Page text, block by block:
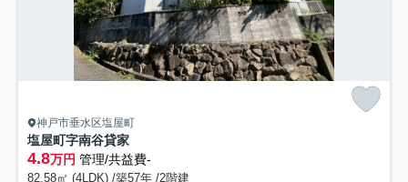
神戸市垂水区塩屋町
塩屋町字南谷貸家
4.8万円 管理/共益費-
82.58㎡ (4LDK) /築57年 /2階建